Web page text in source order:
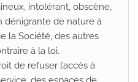
intolérant, obscène,
dénigrante de nature à
la Société, des autres
à la loi.
de refuser l’accès à